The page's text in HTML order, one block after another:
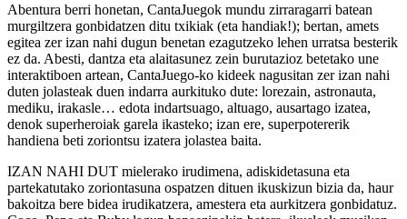
Abentura berri honetan, CantaJuegok mundu zirraragarri batean
murgiltzera gonbidatzen ditu txikiak (eta handiak!); bertan, amets
egitea zer izan nahi dugun benetan ezagutzeko lehen urratsa besterik
ez da. Abesti, dantza eta alaitasunez zein burutazioz betetako une
interaktiboen artean, CantaJuego-ko kideek nagusitan zer izan nahi
duten jolasteak duen indarra aurkituko dute: lorezain, astronauta,
mediku, irakasle… edota indartsuago, altuago, ausartago izatea,
denok superheroiak garela ikasteko; izan ere, superpotererik
handiena beti zoriontsu izatera jolastea baita.
IZAN NAHI DUT mielerako irudimena, adiskidetasuna eta
partekatutako zoriontasuna ospatzen dituen ikuskizun bizia da, haur
bakoitza bere bidea irudikatzera, amestera eta aurkitzera gonbidatuz.